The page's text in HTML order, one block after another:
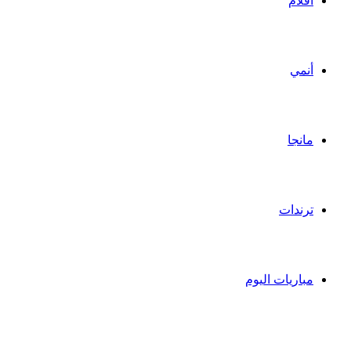
أنمي
مانجا
ترندات
مباريات اليوم